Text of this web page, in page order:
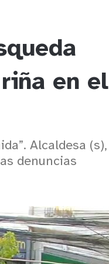
en el
Alcaldesa (s),
denuncias